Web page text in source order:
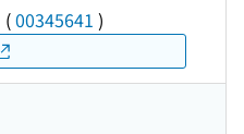
(00345641 )